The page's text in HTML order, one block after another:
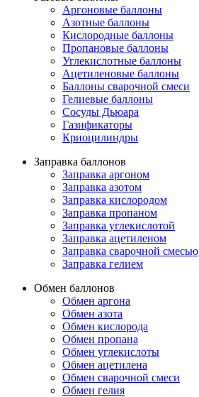
Аргоновые баллоны
Азотные баллоны
Кислородные баллоны
Пропановые баллоны
Углекислотные баллоны
Ацетиленовые баллоны
Баллоны сварочной смеси
Гелиевые баллоны
Сосуды Дьюара
Газификаторы
Криоцилиндры
Заправка баллонов
Заправка аргоном
Заправка азотом
Заправка кислородом
Заправка пропаном
Заправка углекислотой
Заправка ацетиленом
Заправка сварочной смесью
Заправка гелием
Обмен баллонов
Обмен аргона
Обмен азота
Обмен кислорода
Обмен пропана
Обмен углекислоты
Обмен ацетилена
Обмен сварочной смеси
Обмен гелия